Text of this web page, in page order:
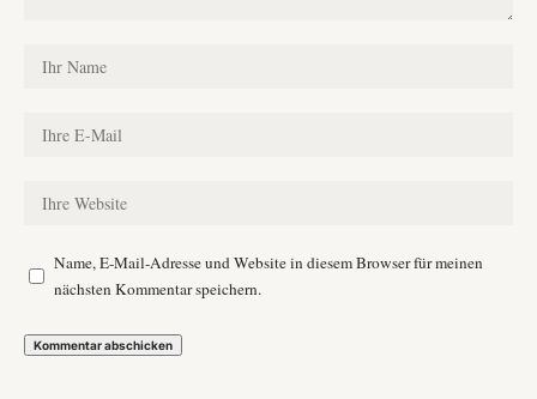
Name, E-Mail-Adresse und Website in diesem Browser für meinen
nächsten Kommentar speichern.